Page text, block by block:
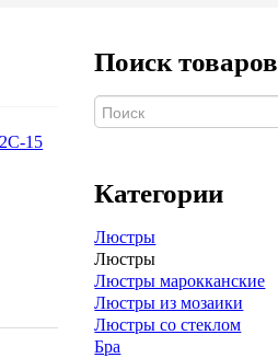
Поиск товаров
Категории
Люстры
Люстры
Люстры марокканские
Люстры из мозаики
Люстры со стеклом
Бра